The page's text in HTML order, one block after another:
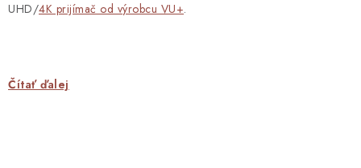
UHD/4K prijímač od výrobcu VU+.
Čítať ďalej